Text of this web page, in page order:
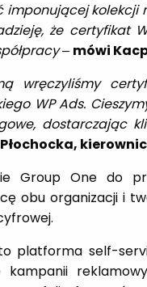
imponującej kolekcji
że certyfikat
– mówi
wręczyliśmy
WP Ads.
dostarczając
Group One do
obu organizacji i
platforma self-
kampanii